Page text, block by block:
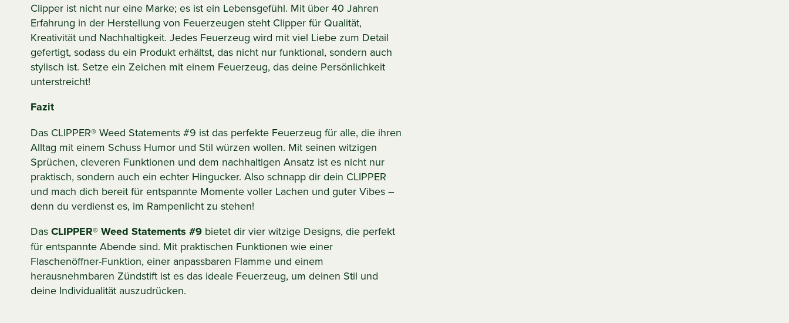
Clipper ist nicht nur eine Marke; es ist ein Lebensgefühl. Mit über 40 Jahren
Erfahrung in der Herstellung von Feuerzeugen steht Clipper für Qualität,
Kreativität und Nachhaltigkeit. Jedes Feuerzeug wird mit viel Liebe zum Detail
gefertigt, sodass du ein Produkt erhältst, das nicht nur funktional, sondern auch
stylisch ist. Setze ein Zeichen mit einem Feuerzeug, das deine Persönlichkeit
unterstreicht!
Fazit
Das CLIPPER® Weed Statements #9 ist das perfekte Feuerzeug für alle, die ihren
Alltag mit einem Schuss Humor und Stil würzen wollen. Mit seinen witzigen
Sprüchen, cleveren Funktionen und dem nachhaltigen Ansatz ist es nicht nur
praktisch, sondern auch ein echter Hingucker. Also schnapp dir dein CLIPPER
und mach dich bereit für entspannte Momente voller Lachen und guter Vibes –
denn du verdienst es, im Rampenlicht zu stehen!
Das CLIPPER® Weed Statements #9 bietet dir vier witzige Designs, die perfekt
für entspannte Abende sind. Mit praktischen Funktionen wie einer
Flaschenöffner-Funktion, einer anpassbaren Flamme und einem
herausnehmbaren Zündstift ist es das ideale Feuerzeug, um deinen Stil und
deine Individualität auszudrücken.